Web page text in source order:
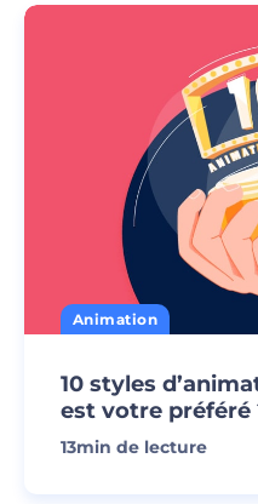
Animation
10 styles
est votre préféré
13min de lecture